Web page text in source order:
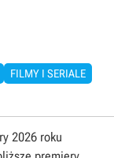
FILMY I SERIALE
2026 roku